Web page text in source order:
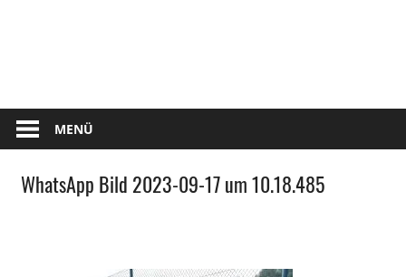
MENÜ
WhatsApp Bild 2023-09-17 um 10.18.485